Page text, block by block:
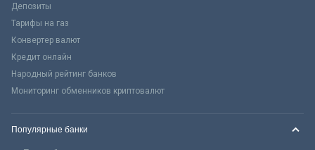
Депозиты
Тарифы на газ
Конвертер валют
Кредит онлайн
Народный рейтинг банков
Мониторинг обменников криптовалют
Популярные банки